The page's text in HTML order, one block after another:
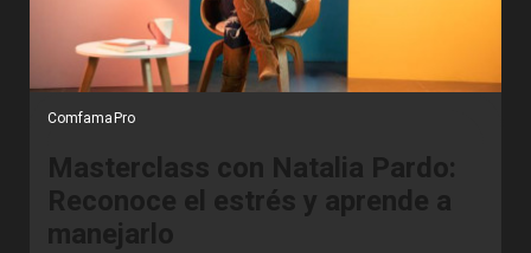
ComfamaPro
Masterclass con Natalia Pardo:
Reconoce el estrés y aprende a
manejarlo